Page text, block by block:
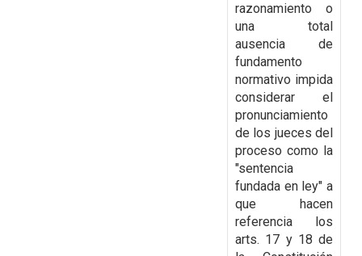
razonamiento o
una total
ausencia de
fundamento
normativo impida
considerar el
pronunciamiento
de los jueces del
proceso como la
"sentencia
fundada en ley" a
que hacen
referencia los
arts. 17 y 18 de